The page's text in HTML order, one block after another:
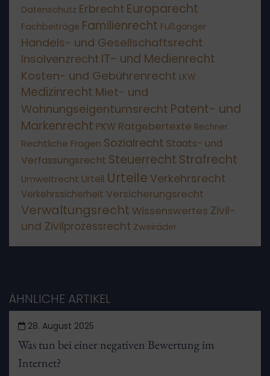
Datenschutz Erbrecht Europarecht
Fachbeiträge Familienrecht Fußgänger
Handels- und Gesellschaftsrecht
Insolvenzrecht IT- und Medienrecht
Kosten- und Gebührenrecht LKW
Medizinrecht Miet- und
Wohnungseigentumsrecht Patent- und
Markenrecht PKW Ratgebertexte Rechner
Rechtliche Fragen Sozialrecht Staats- und
Verfassungsrecht Steuerrecht Strafrecht
Umweltrecht Urteil Urteile Verkehrsrecht
Verkehrssicherheit Versicherungsrecht
Verwaltungsrecht Wissenswertes Zivil-
und Zivilprozessrecht Zweiräder
ÄHNLICHE ARTIKEL
28. August 2025
Was tun bei einer negativen Bewertung im
Internet?